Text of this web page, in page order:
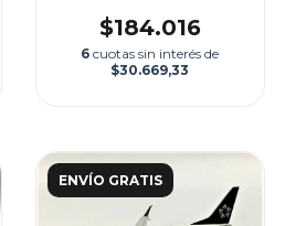
$184.016
6 cuotas sin interés de
$30.669,33
ENVÍO GRATIS